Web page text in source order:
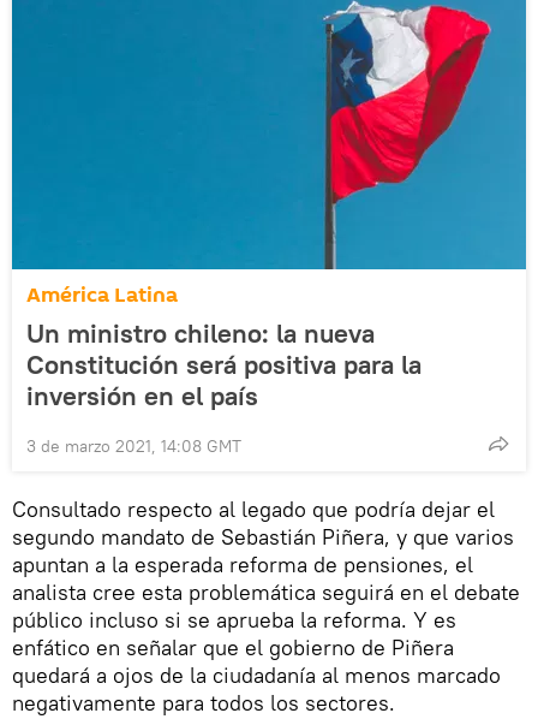
América Latina
Un ministro chileno: la nueva
Constitución será positiva para la
inversión en el país
3 de marzo 2021, 14:08 GMT
Consultado respecto al legado que podría dejar el
segundo mandato de Sebastián Piñera, y que varios
apuntan a la esperada reforma de pensiones, el
analista cree esta problemática seguirá en el debate
público incluso si se aprueba la reforma. Y es
enfático en señalar que el gobierno de Piñera
quedará a ojos de la ciudadanía al menos marcado
negativamente para todos los sectores.